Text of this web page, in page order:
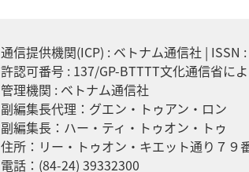
通信提供機関(ICP) : ベトナム通信社 | ISSN
許認可番号 : 137/GP-BTTTT文化通信省に
管理機関 : ベトナム通信社
副編集長代理：グエン・トゥアン・ロン
副編集長：ハー・ティ・トゥオン・トゥ
住所：リー・トゥオン・キエット通り７９
電話：(84-24) 39332300